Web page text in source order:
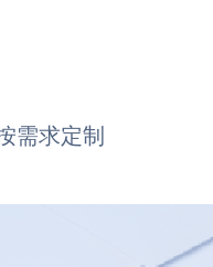
需求定制